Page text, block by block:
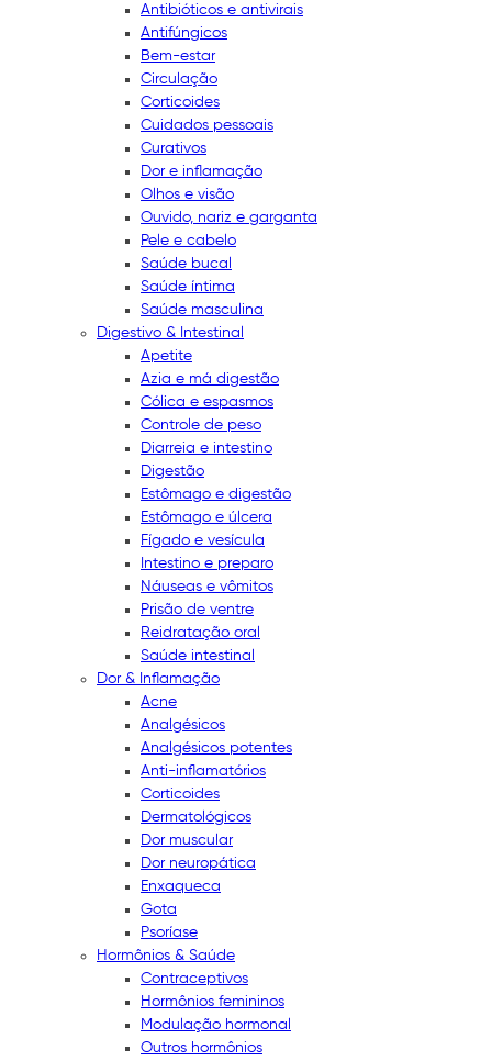
Antibióticos e antivirais
Antifúngicos
Bem-estar
Circulação
Corticoides
Cuidados pessoais
Curativos
Dor e inflamação
Olhos e visão
Ouvido, nariz e garganta
Pele e cabelo
Saúde bucal
Saúde íntima
Saúde masculina
Digestivo & Intestinal
Apetite
Azia e má digestão
Cólica e espasmos
Controle de peso
Diarreia e intestino
Digestão
Estômago e digestão
Estômago e úlcera
Fígado e vesícula
Intestino e preparo
Náuseas e vômitos
Prisão de ventre
Reidratação oral
Saúde intestinal
Dor & Inflamação
Acne
Analgésicos
Analgésicos potentes
Anti-inflamatórios
Corticoides
Dermatológicos
Dor muscular
Dor neuropática
Enxaqueca
Gota
Psoríase
Hormônios & Saúde
Contraceptivos
Hormônios femininos
Modulação hormonal
Outros hormônios